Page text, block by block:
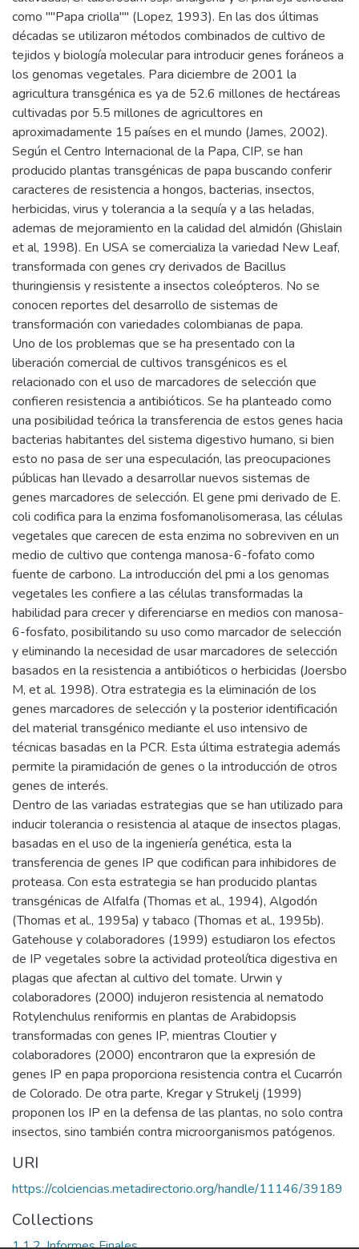
como ""Papa criolla"" (Lopez, 1993). En las dos últimas
décadas se utilizaron métodos combinados de cultivo de
tejidos y biología molecular para introducir genes foráneos a
los genomas vegetales. Para diciembre de 2001 la
agricultura transgénica es ya de 52.6 millones de hectáreas
cultivadas por 5.5 millones de agricultores en
aproximadamente 15 países en el mundo (James, 2002).
Según el Centro Internacional de la Papa, CIP, se han
producido plantas transgénicas de papa buscando conferir
caracteres de resistencia a hongos, bacterias, insectos,
herbicidas, virus y tolerancia a la sequía y a las heladas,
ademas de mejoramiento en la calidad del almidón (Ghislain
et al, 1998). En USA se comercializa la variedad New Leaf,
transformada con genes cry derivados de Bacillus
thuringiensis y resistente a insectos coleópteros. No se
conocen reportes del desarrollo de sistemas de
transformación con variedades colombianas de papa.
Uno de los problemas que se ha presentado con la
liberación comercial de cultivos transgénicos es el
relacionado con el uso de marcadores de selección que
confieren resistencia a antibióticos. Se ha planteado como
una posibilidad teórica la transferencia de estos genes hacia
bacterias habitantes del sistema digestivo humano, si bien
esto no pasa de ser una especulación, las preocupaciones
públicas han llevado a desarrollar nuevos sistemas de
genes marcadores de selección. El gene pmi derivado de E.
coli codifica para la enzima fosfomanolisomerasa, las células
vegetales que carecen de esta enzima no sobreviven en un
medio de cultivo que contenga manosa-6-fofato como
fuente de carbono. La introducción del pmi a los genomas
vegetales les confiere a las células transformadas la
habilidad para crecer y diferenciarse en medios con manosa-
6-fosfato, posibilitando su uso como marcador de selección
y eliminando la necesidad de usar marcadores de selección
basados en la resistencia a antibióticos o herbicidas (Joersbo
M, et al. 1998). Otra estrategia es la eliminación de los
genes marcadores de selección y la posterior identificación
del material transgénico mediante el uso intensivo de
técnicas basadas en la PCR. Esta última estrategia además
permite la piramidación de genes o la introducción de otros
genes de interés.
Dentro de las variadas estrategias que se han utilizado para
inducir tolerancia o resistencia al ataque de insectos plagas,
basadas en el uso de la ingeniería genética, esta la
transferencia de genes IP que codifican para inhibidores de
proteasa. Con esta estrategia se han producido plantas
transgénicas de Alfalfa (Thomas et al., 1994), Algodón
(Thomas et al., 1995a) y tabaco (Thomas et al., 1995b).
Gatehouse y colaboradores (1999) estudiaron los efectos
de IP vegetales sobre la actividad proteolítica digestiva en
plagas que afectan al cultivo del tomate. Urwin y
colaboradores (2000) indujeron resistencia al nematodo
Rotylenchulus reniformis en plantas de Arabidopsis
transformadas con genes IP, mientras Cloutier y
colaboradores (2000) encontraron que la expresión de
genes IP en papa proporciona resistencia contra el Cucarrón
de Colorado. De otra parte, Kregar y Strukelj (1999)
proponen los IP en la defensa de las plantas, no solo contra
insectos, sino también contra microorganismos patógenos.
URI
https://colciencias.metadirectorio.org/handle/11146/39189
Collections